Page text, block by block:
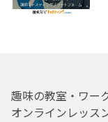
趣味の教室・ワー
オンラインレッス